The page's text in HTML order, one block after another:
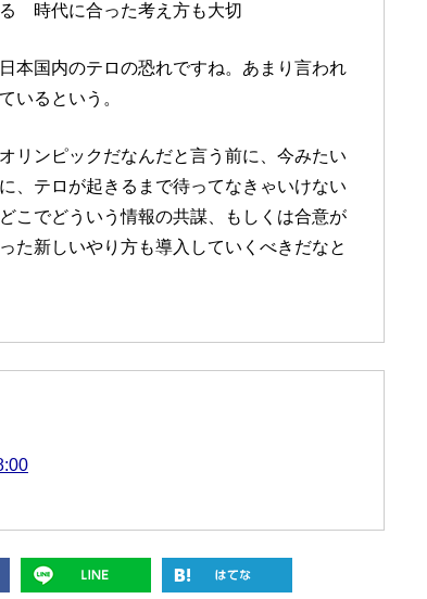
時代に合った考え方も大切
本国内のテロの恐れですね。あまり言われ
いるという。
リンピックだなんだと言う前に、今みたい
、テロが起きるまで待ってなきゃいけない
こでどういう情報の共謀、もしくは合意が
た新しいやり方も導入していくべきだなと